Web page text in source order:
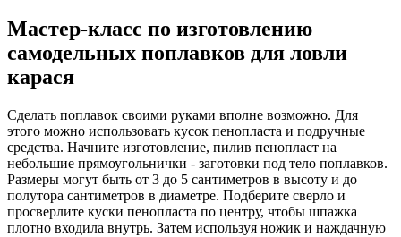
Мастер-класс по изготовлению
самодельных поплавков для ловли
карася
Сделать поплавок своими руками вполне возможно. Для
этого можно использовать кусок пенопласта и подручные
средства. Начните изготовление, пилив пенопласт на
небольшие прямоугольнички - заготовки под тело поплавков.
Размеры могут быть от 3 до 5 сантиметров в высоту и до
полутора сантиметров в диаметре. Подберите сверло и
просверлите куски пенопласта по центру, чтобы шпажка
плотно входила внутрь. Затем используя ножик и наждачную